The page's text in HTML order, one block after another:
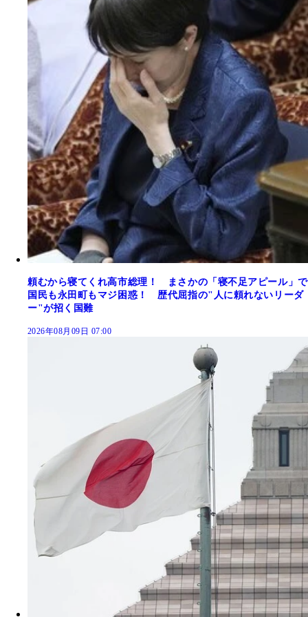
頼むから寝てくれ高市総理！ まさかの「寝不足アピール」で
国民も永田町もマジ困惑！ 歴代屈指の"人に頼れないリーダ
ー"が招く国難
2026年08月09日 07:00